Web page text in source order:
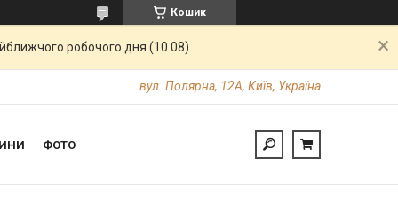
Кошик
робочого дня (10.08).
вул. Полярна, 12А, Київ, Україна
ФОТО